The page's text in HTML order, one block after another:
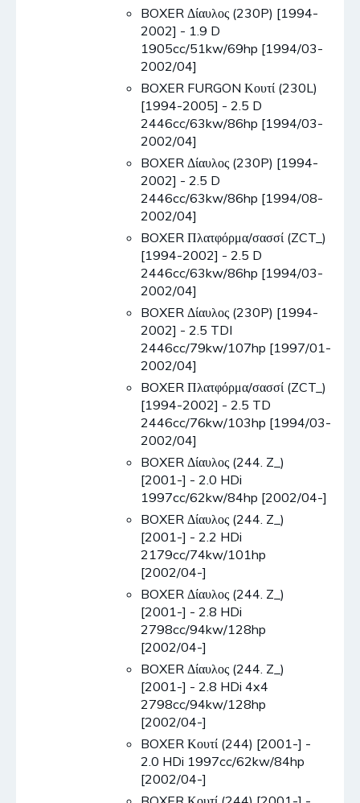
BOXER Δίαυλος (230P) [1994-
2002] - 1.9 D
1905cc/51kw/69hp [1994/03-
2002/04]
BOXER FURGON Κουτί (230L)
[1994-2005] - 2.5 D
2446cc/63kw/86hp [1994/03-
2002/04]
BOXER Δίαυλος (230P) [1994-
2002] - 2.5 D
2446cc/63kw/86hp [1994/08-
2002/04]
BOXER Πλατφόρμα/σασσί (ZCT_)
[1994-2002] - 2.5 D
2446cc/63kw/86hp [1994/03-
2002/04]
BOXER Δίαυλος (230P) [1994-
2002] - 2.5 TDI
2446cc/79kw/107hp [1997/01-
2002/04]
BOXER Πλατφόρμα/σασσί (ZCT_)
[1994-2002] - 2.5 TD
2446cc/76kw/103hp [1994/03-
2002/04]
BOXER Δίαυλος (244. Z_)
[2001-] - 2.0 HDi
1997cc/62kw/84hp [2002/04-]
BOXER Δίαυλος (244. Z_)
[2001-] - 2.2 HDi
2179cc/74kw/101hp
[2002/04-]
BOXER Δίαυλος (244. Z_)
[2001-] - 2.8 HDi
2798cc/94kw/128hp
[2002/04-]
BOXER Δίαυλος (244. Z_)
[2001-] - 2.8 HDi 4x4
2798cc/94kw/128hp
[2002/04-]
BOXER Κουτί (244) [2001-] -
2.0 HDi 1997cc/62kw/84hp
[2002/04-]